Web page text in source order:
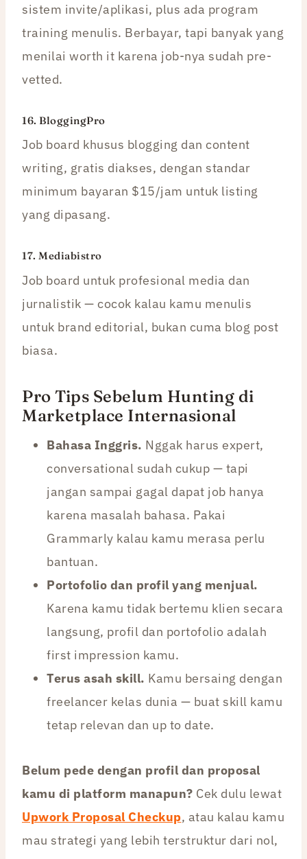
sistem invite/aplikasi, plus ada program
training menulis. Berbayar, tapi banyak yang
menilai worth it karena job-nya sudah pre-
vetted.
16. BloggingPro
Job board khusus blogging dan content
writing, gratis diakses, dengan standar
minimum bayaran $15/jam untuk listing
yang dipasang.
17. Mediabistro
Job board untuk profesional media dan
jurnalistik — cocok kalau kamu menulis
untuk brand editorial, bukan cuma blog post
biasa.
Pro Tips Sebelum Hunting di
Marketplace Internasional
Bahasa Inggris. Nggak harus expert,
conversational sudah cukup — tapi
jangan sampai gagal dapat job hanya
karena masalah bahasa. Pakai
Grammarly kalau kamu merasa perlu
bantuan.
Portofolio dan profil yang menjual.
Karena kamu tidak bertemu klien secara
langsung, profil dan portofolio adalah
first impression kamu.
Terus asah skill. Kamu bersaing dengan
freelancer kelas dunia — buat skill kamu
tetap relevan dan up to date.
Belum pede dengan profil dan proposal
kamu di platform manapun? Cek dulu lewat
Upwork Proposal Checkup, atau kalau kamu
mau strategi yang lebih terstruktur dari nol,